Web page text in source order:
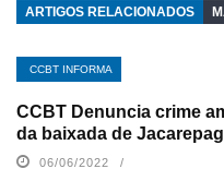
ARTIGOS RELACIONADOS
CCBT INFORMA
CCBT Denuncia crime
da baixada de
06/06/2022